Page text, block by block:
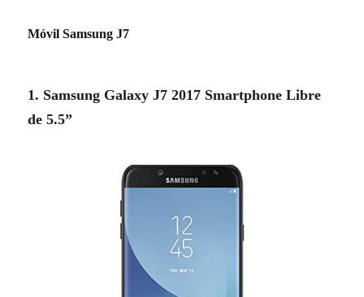
Móvil Samsung J7
1. Samsung Galaxy J7 2017 Smartphone Libre
de 5.5”